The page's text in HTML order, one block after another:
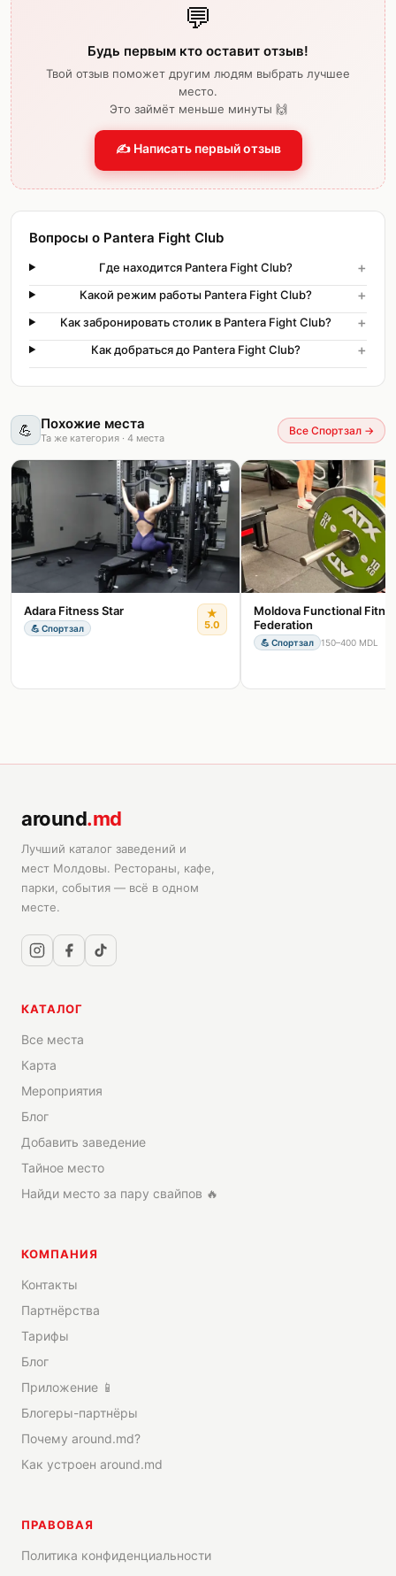
💬
Будь первым кто оставит отзыв!
Твой отзыв поможет другим людям выбрать лучшее
место.
Это займёт меньше минуты 🙌
✍️ Написать первый отзыв
Вопросы о Pantera Fight Club
Где находится Pantera Fight Club? +
Какой режим работы Pantera Fight Club? +
Как забронировать столик в Pantera Fight Club? +
Как добраться до Pantera Fight Club? +
💪 Похожие места
Та же категория · 4 места
Все Спортзал →
Adara Fitness Star
💪 Спортзал
★
5.0
Moldova Functional
Federation
💪 Спортзал 150–400 MDL
around.md
Лучший каталог заведений и
мест Молдовы. Рестораны, кафе,
парки, события — всё в одном
месте.
КАТАЛОГ
Все места
Карта
Мероприятия
Блог
Добавить заведение
Тайное место
Найди место за пару свайпов 🔥
КОМПАНИЯ
Контакты
Партнёрства
Тарифы
Блог
Приложение 📱
Блогеры-партнёры
Почему around.md?
Как устроен around.md
ПРАВОВАЯ
Политика конфиденциальности